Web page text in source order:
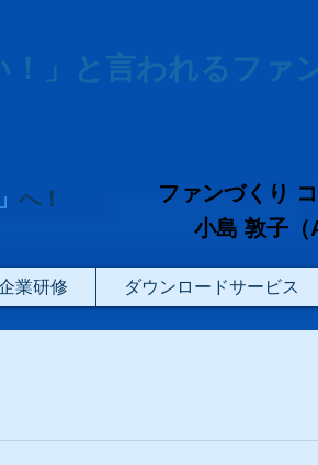
！」と言われるファ
へ！
ファンづくり
小島 敦子（
業研修 ダウンロードサービス